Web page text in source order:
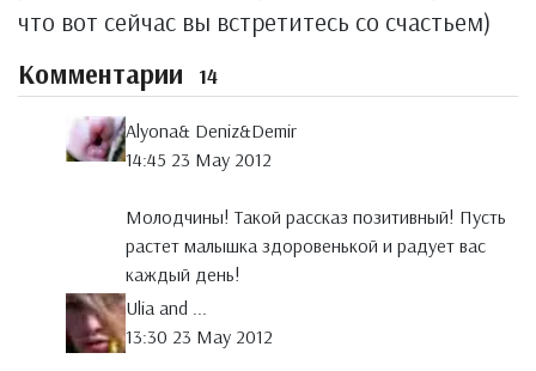
что вот сейчас вы встретитесь со счастьем)
Комментарии 14
Alyona& Deniz&Demir
14:45 23 May 2012
Молодчины! Такой рассказ позитивный! Пусть
растет малышка здоровенькой и радует вас
каждый день!
Ulia and ...
13:30 23 May 2012